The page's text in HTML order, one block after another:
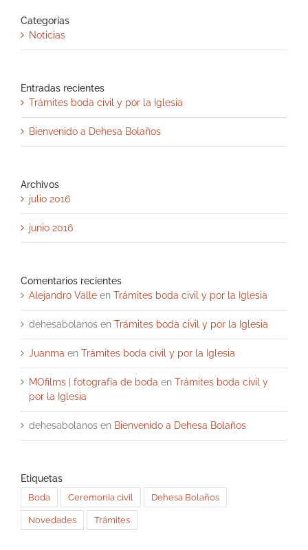
Categorías
Noticias
Entradas recientes
Trámites boda civil y por la Iglesia
Bienvenido a Dehesa Bolaños
Archivos
julio 2016
junio 2016
Comentarios recientes
Alejandro Valle en Trámites boda civil y por la Iglesia
dehesabolanos en Trámites boda civil y por la Iglesia
Juanma en Trámites boda civil y por la Iglesia
MOfilms | fotografía de boda en Trámites boda civil y
por la Iglesia
dehesabolanos en Bienvenido a Dehesa Bolaños
Etiquetas
Boda Ceremonia civil Dehesa Bolaños
Novedades Trámites